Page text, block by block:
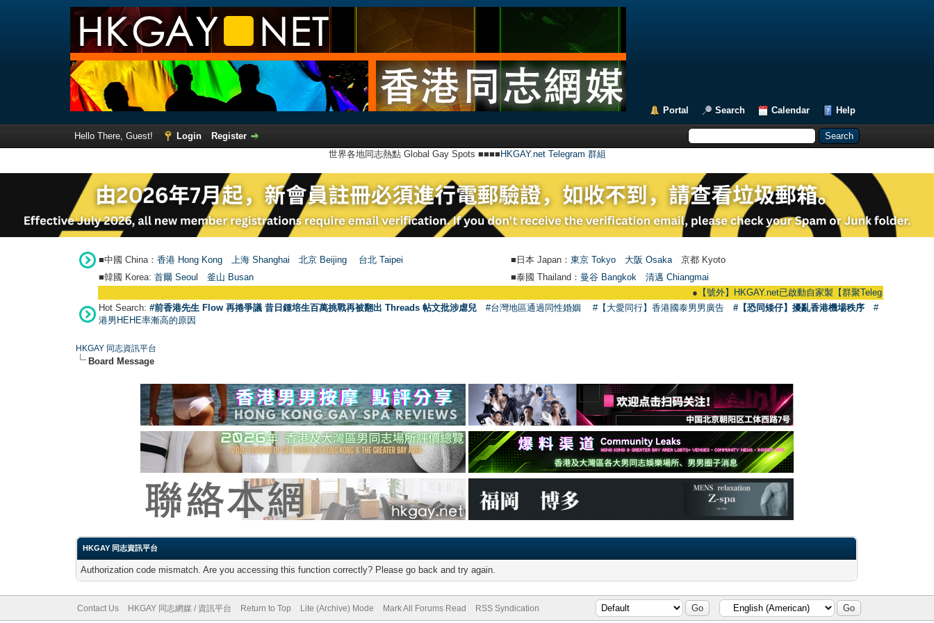
Portal Search Calendar Help
Hello There, Guest! Login
Register
世界各地同志熱點 Global Gay Spots ■■■■ HKGAY.net Telegram 群組
■中國 China： 香港 Hong Kong 上海 Shanghai 北京 Beijing 台北 Taipei ■日本 Japan： 東京 Tokyo 大阪 Osaka 京都 Kyoto
■韓國 Korea: 首爾 Seou 釜山 Busan ■泰國 Thailand： 曼谷 Bangkok
清邁 Chiangmai
【號外】HKGAY.net已啟動自家製【群聚Telegram群組】
Hot Search: #前香港先生 Flow 再捲爭議 昔日鍾培生百萬挑戰再被翻出 Threads 帖文批涉虐兒 #台灣地區通過同性婚姻 #【大愛同行】香港國泰男男廣告 #【恐同矮仔】擾亂香港機場秩序
#
港男HEHE率漸高的原因
HKGAY 同志資訊平台
Board Message
HKGAY 同志資訊平台
Authorization code mismatch. Are you accessing this function correctly? Please go back and try again.
Contact Us HKGAY 同志網媒 / 資訊平台 Return to Top Lite (Archive) Mode Mark All Forums Read RSS Syndication